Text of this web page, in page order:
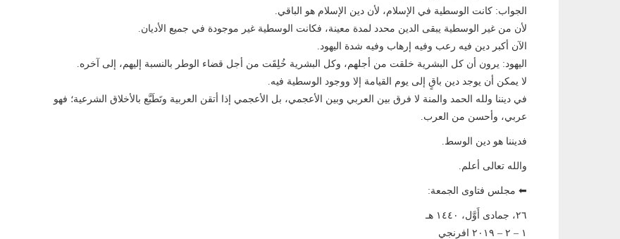
الجواب: كانت الوسطية في الإسلام، لأن دين الإسلام هو الباقي.
لأن من غير الوسطية يبقى الدين محدد لمدة معينة، فكانت الوسطية غير موجودة في جميع الأديان.
الآن أكبر دين فيه رعب وفيه إرهاب وفيه شدة اليهود.
اليهود: يرون أن كل البشرية خلقت من أجلهم، وكل البشرية خُلِقَت من أجل قضاء الوطر بالنسبة إليهم، إلى آخره.
لا يمكن أن يوجد دين باقٍ إلى يوم القيامة إلا ووجود الوسطية فيه.
في ديننا ولله الحمد والمنة لا فرق بين العربي وبين الأعجمي، بل الأعجمي إذا أتقن العربية وتَطَبَّع بالأخلاق الشرعية؛ فهو
عربي، وأحسن من العرب.
فديننا هو دين الوسط.
والله تعالى أعلم.
⬅ مجلس فتاوى الجمعة:
٢٦، جمادى أَوَّل، ١٤٤٠ هـ
١ – ٢ – ٢٠١٩ افرنجي